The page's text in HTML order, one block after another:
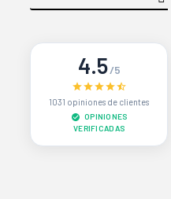
4.5/5
1031 opiniones de clientes
OPINIONES
VERIFICADAS